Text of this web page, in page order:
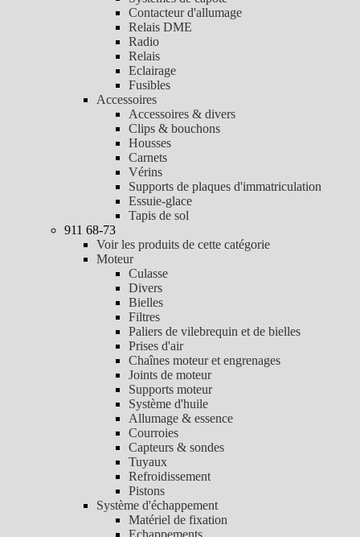
Contacteur d'allumage
Relais DME
Radio
Relais
Eclairage
Fusibles
Accessoires
Accessoires & divers
Clips & bouchons
Housses
Carnets
Vérins
Supports de plaques d'immatriculation
Essuie-glace
Tapis de sol
911 68-73
Voir les produits de cette catégorie
Moteur
Culasse
Divers
Bielles
Filtres
Paliers de vilebrequin et de bielles
Prises d'air
Chaînes moteur et engrenages
Joints de moteur
Supports moteur
Système d'huile
Allumage & essence
Courroies
Capteurs & sondes
Tuyaux
Refroidissement
Pistons
Système d'échappement
Matériel de fixation
Echappements